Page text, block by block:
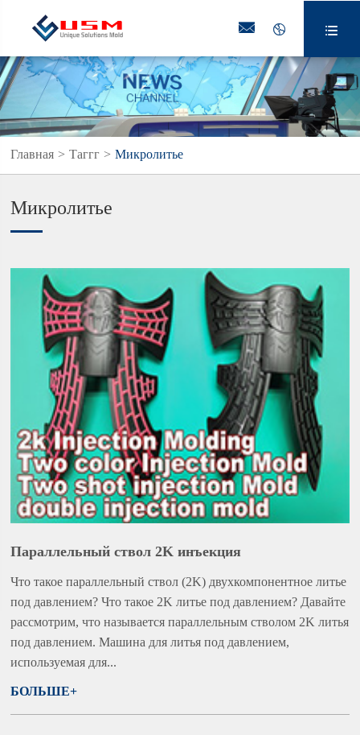
  
Главная Таггг Микролитье
Микролитье
Параллельный ствол 2K инъекция
Что такое параллельный ствол (2K) двухкомпонентное литье
под давлением? Что такое 2K литье под давлением? Давайте
рассмотрим, что называется параллельным стволом 2K литья
под давлением. Машина для литья под давлением,
используемая для...
БОЛЬШЕ+